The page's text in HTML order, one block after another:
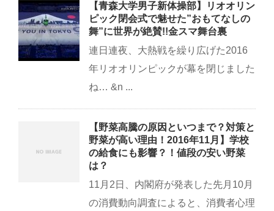
【青森大学男子新体操部】リオオリン
ピック閉会式で魅せた”おもてなしの
舞”に世界が絶賛!!金スマ舞台裏
連日連夜、大熱戦を繰り広げた2016
年リオオリンピックが幕を閉じました
ね… &n ...
【野菜高騰の原因といつまで？対策と
野菜が高い理由！2016年11月】学校
の給食にも影響？！値段の安い野菜
は？
11月2日、内閣府が発表した先月10月
の消費動向調査によると、消費者心理